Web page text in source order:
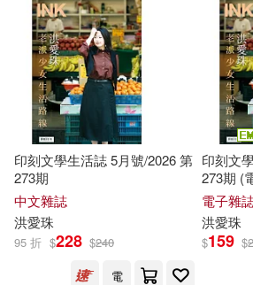
可超商取貨(7) 可海外宅
可港澳店取(7)
可新加坡店取(7)
上市日期 (可複選)
印刻文學生活誌 5月號/2026 第
273期
中文雜誌
洪愛珠
95 折 $228 $240
電
印刻文
273期 (
電子雜
洪愛珠
$159 $